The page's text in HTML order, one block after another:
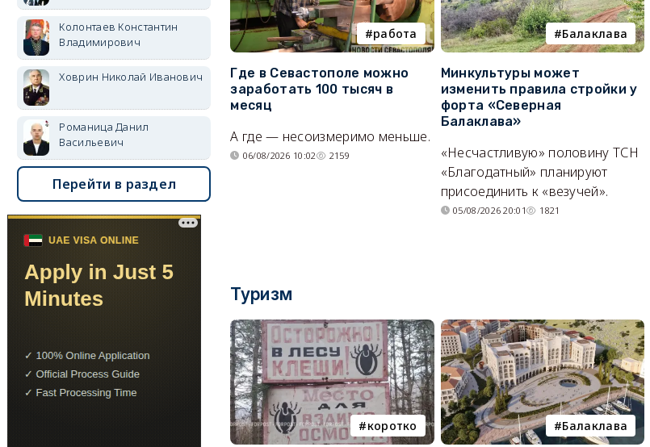
работа
Где в Севастополе можно
заработать 100 тысяч в
месяц
А где — несоизмеримо меньше.
06/08/2026 10:02 2159
Балаклава
Минкультуры может
изменить правила стройки у
форта «Северная
Балаклава»
«Несчастливую» половину ТСН
«Благодатный» планируют
присоединить к «везучей».
05/08/2026 20:01 1821
Туризм
коротко Балаклава
Колонтаев Константин
Владимирович
Ховрин Николай Иванович
Романица Данил
Васильевич
Перейти в раздел